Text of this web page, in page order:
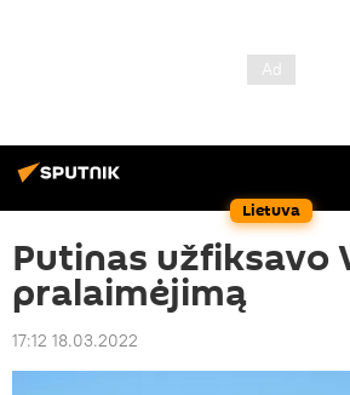
Lietuva
Putinas užfiksavo
pralaimėjimą
17:12 18.03.2022